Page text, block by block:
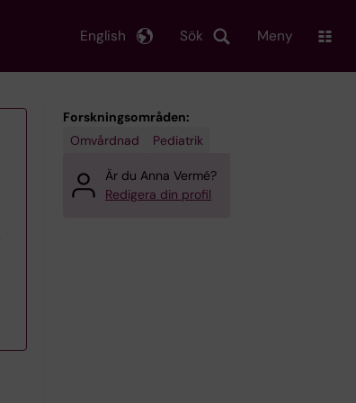
Sök
English Meny
Forskningsområden:
Omvårdnad
Pediatrik
Är du Anna Vermé?
Redigera din profil